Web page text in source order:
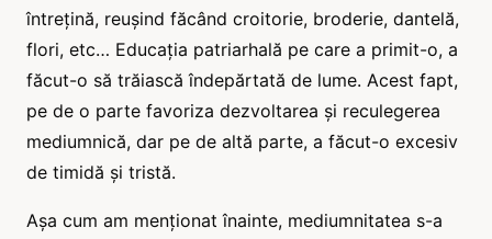
întrețină, reușind făcând croitorie, broderie, dantelă,
flori, etc… Educația patriarhală pe care a primit-o, a
făcut-o să trăiască îndepărtată de lume. Acest fapt,
pe de o parte favoriza dezvoltarea și reculegerea
mediumnică, dar pe de altă parte, a făcut-o excesiv
de timidă și tristă.
Așa cum am menționat înainte, mediumnitatea s-a